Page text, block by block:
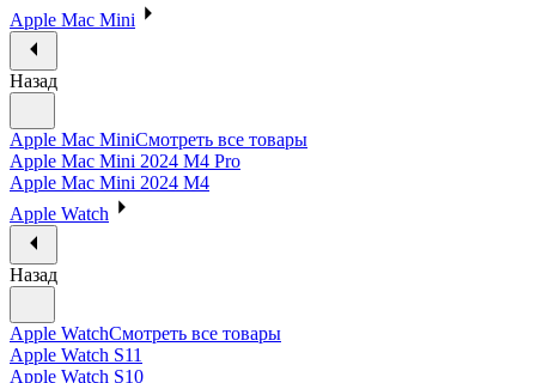
Apple Mac Mini
Назад
Apple Mac MiniСмотреть все товары
Apple Mac Mini 2024 M4 Pro
Apple Mac Mini 2024 M4
Apple Watch
Назад
Apple WatchСмотреть все товары
Apple Watch S11
Apple Watch S10